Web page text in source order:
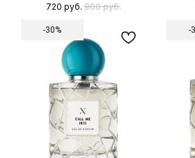
720 руб. 900 руб.
-30% -
PSHIK. ВСЕ ПРАВА ЗАЩИЩЕНЫ
КЕМЕРОВО, УЛ.